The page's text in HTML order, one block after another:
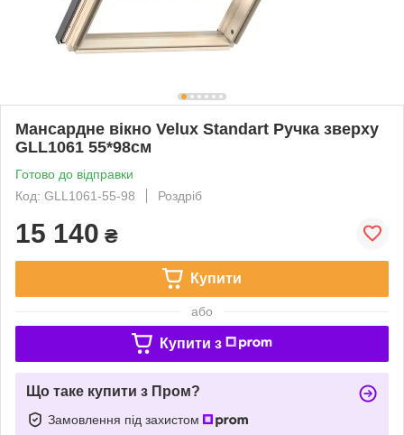
Мансардне вікно Velux Standart Ручка зверху
GLL1061 55*98см
Готово до відправки
Код: GLL1061-55-98
Роздріб
15 140 ₴
Купити
або
Купити з
Що таке купити з Пром?
Замовлення під захистом